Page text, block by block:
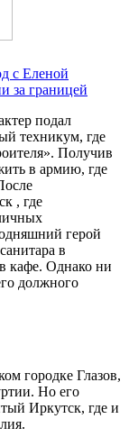
с Еленой
за границей
подал
техникум, где
Получив
в армию, где
, где
герой
в
кафе. Однако ни
должного
городке Глазов,
Но его
Иркутск, где и